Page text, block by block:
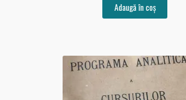
Adaugă în coș